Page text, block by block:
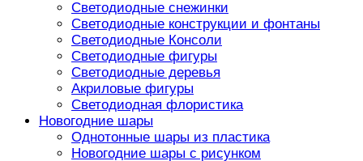
Светодиодные снежинки
Светодиодные конструкции и фонтаны
Светодиодные Консоли
Светодиодные фигуры
Светодиодные деревья
Акриловые фигуры
Светодиодная флористика
Новогодние шары
Однотонные шары из пластика
Новогодние шары с рисунком